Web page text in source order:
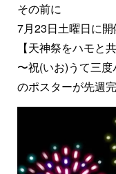
その前に
7月23日土曜日に
【天神祭をハモと
〜祝(いお)うて三
のポスターが先週